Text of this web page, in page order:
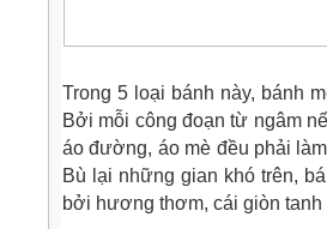
Trong 5 loại bánh này, bánh
Bởi mỗi công đoạn từ ngâm
áo đường, áo mè đều phải
Bù lại những gian khó trên,
bởi hương thơm, cái giòn tanh